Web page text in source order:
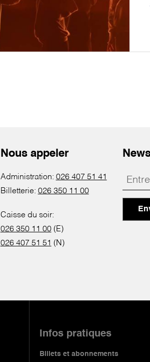
Nous appeler
Administration: 026 407 51 41
Billetterie: 026 350 11 00
Caisse du soir:
026 350 11 00(E)
026 407 51 51 (N)
Infos pratiques
Billets et abonnements